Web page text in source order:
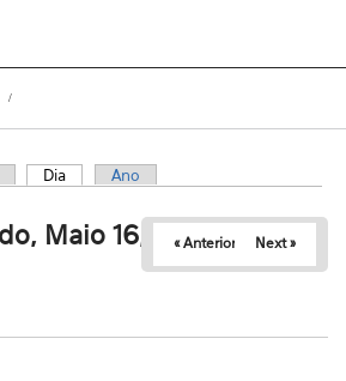
Dia (aba ativa)
Ano
Maio 16, 2026
« Anterior Next »